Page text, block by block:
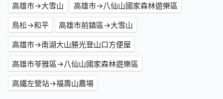
高雄市→大雪山
高雄市→八仙山國家森林遊樂區
鳥松→和平
高雄市前鎮區→大雪山
高雄市→南湖大山勝光登山口方便屋
高雄市苓雅區→八仙山國家森林遊樂區
高鐵左營站→福壽山農場